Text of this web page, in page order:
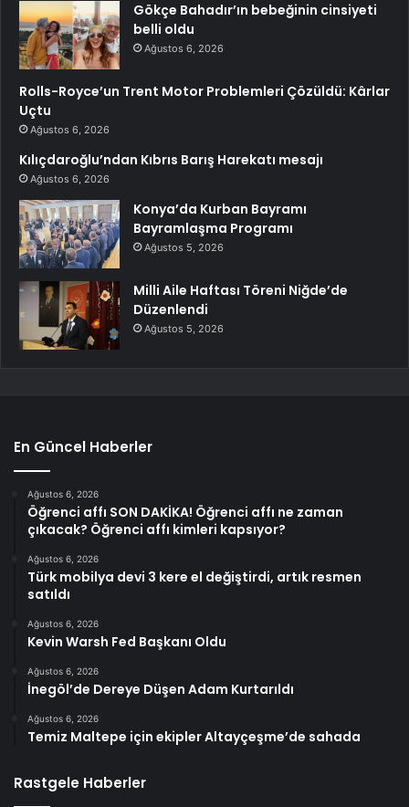
Gökçe Bahadır’ın bebeğinin cinsiyeti
belli oldu
Ağustos 6, 2026
Rolls-Royce’un Trent Motor Problemleri Çözüldü: Kârlar
Uçtu
Ağustos 6, 2026
Kılıçdaroğlu’ndan Kıbrıs Barış Harekatı mesajı
Ağustos 6, 2026
Konya’da Kurban Bayramı
Bayramlaşma Programı
Ağustos 5, 2026
Milli Aile Haftası Töreni Niğde’de
Düzenlendi
Ağustos 5, 2026
En Güncel Haberler
Ağustos 6, 2026
Öğrenci affı SON DAKİKA! Öğrenci affı ne zaman
çıkacak? Öğrenci affı kimleri kapsıyor?
Ağustos 6, 2026
Türk mobilya devi 3 kere el değiştirdi, artık resmen
satıldı
Ağustos 6, 2026
Kevin Warsh Fed Başkanı Oldu
Ağustos 6, 2026
İnegöl’de Dereye Düşen Adam Kurtarıldı
Ağustos 6, 2026
Temiz Maltepe için ekipler Altayçeşme’de sahada
Rastgele Haberler